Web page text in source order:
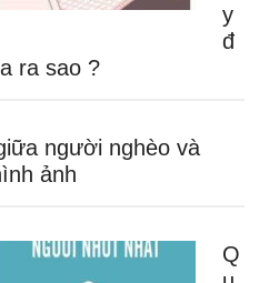
y
đ
ra sao ?
người nghèo và
ảnh
Q